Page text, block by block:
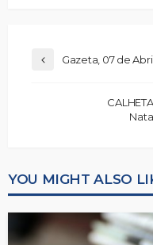
Gazeta, 07 de
YOU MIGHT ALSO